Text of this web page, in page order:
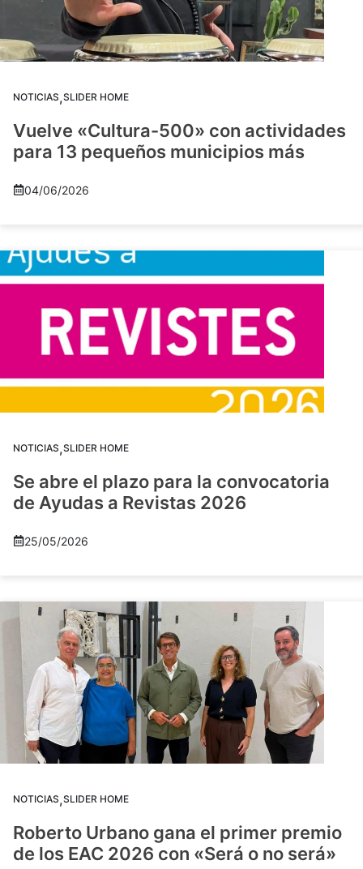
NOTICIAS,SLIDER HOME
Vuelve «Cultura-500» con actividades
para 13 pequeños municipios más
04/06/2026
NOTICIAS,SLIDER HOME
Se abre el plazo para la convocatoria
de Ayudas a Revistas 2026
25/05/2026
NOTICIAS,SLIDER HOME
Roberto Urbano gana el primer premio
de los EAC 2026 con «Será o no será»